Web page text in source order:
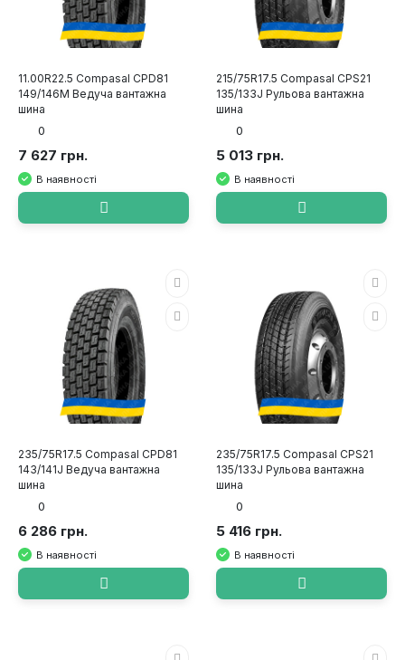
11.00R22.5 Compasal CPD81
149/146M Ведуча вантажна
шина
0
7 627 грн.
В наявності
215/75R17.5 Compasal CPS21
135/133J Рульова вантажна
шина
0
5 013 грн.
В наявності
235/75R17.5 Compasal CPD81
143/141J Ведуча вантажна
шина
0
6 286 грн.
В наявності
235/75R17.5 Compasal CPS21
135/133J Рульова вантажна
шина
0
5 416 грн.
В наявності